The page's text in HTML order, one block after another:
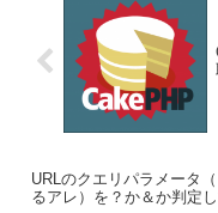
URLのクエリパラメータ
るアレ）を？か＆か判定